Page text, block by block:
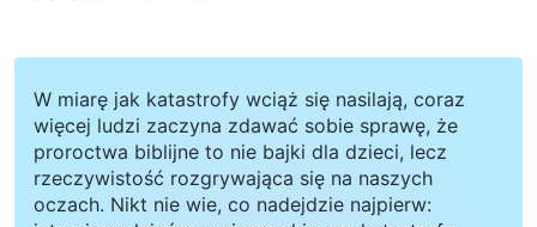
W miarę jak katastrofy wciąż się nasilają, coraz
więcej ludzi zaczyna zdawać sobie sprawę, że
proroctwa biblijne to nie bajki dla dzieci, lecz
rzeczywistość rozgrywająca się na naszych
oczach. Nikt nie wie, co nadejdzie najpierw: